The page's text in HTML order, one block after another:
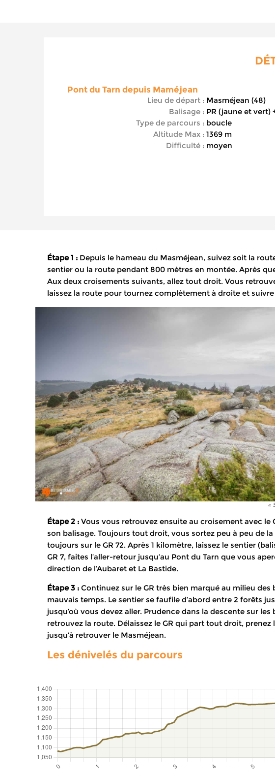
Pont du Tarn depuis Maméjean
Lieu de départ :Masméjean (48)
Balisage :PR (jaune et vert)
Type de parcours :boucle
Altitude Max :1369 m
Difficulté :moyen
Étape 1 : Depuis le hameau du Masméjean, suivez soit la
sentier ou la route pendant 800 mètres en montée. Après
Aux deux croisements suivants, allez tout droit. Vous
laissez la route pour tournez complètement à droite et
«
Étape 2 : Vous vous retrouvez ensuite au croisement avec le
son balisage. Toujours tout droit, vous sortez peu à peu de
toujours sur le GR 72. Après 1 kilomètre, laissez le sentier
GR 7, faites l’aller-retour jusqu’au Pont du Tarn que vous
direction de l’Aubaret et La Bastide.
Étape 3 : Continuez sur le GR très bien marqué au milieu
mauvais temps. Le sentier se faufile d’abord entre 2 forêts
jusqu’où vous devez aller. Prudence dans la descente sur
retrouvez la route. Délaissez le GR qui part tout droit,
jusqu’à retrouver le Masméjean.
Les dénivelés du parcours